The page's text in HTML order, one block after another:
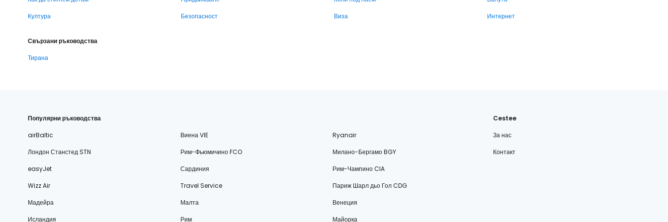
Култура
Безопасност Виза Интернет
Свързани ръководства
Тирана
Популярни ръководства
airBaltic
Виена VIE
Ryanair
Лондон Станстед STN
Рим-Фьюмичино FCO
Милано-Бергамо BGY
easyJet
Сардиния
Рим-Чампино CIA
Wizz Air
Travel Service
Париж Шарл дьо Гол CDG
Мадейра
Малта
Венеция
Исландия
Рим Майорка
Cestee
За нас
Контакт